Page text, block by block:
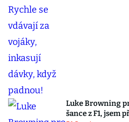
Luke Browning
šance z F1, jsem